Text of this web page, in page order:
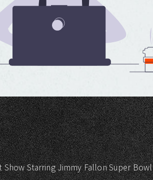
Show Starring Jimmy Fallon Super Bowl